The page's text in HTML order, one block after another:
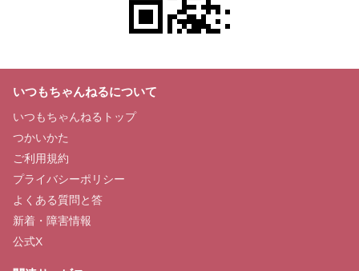
いつもちゃんねるについて
いつもちゃんねるトップ
つかいかた
ご利用規約
プライバシーポリシー
よくある質問と答
新着・障害情報
公式X